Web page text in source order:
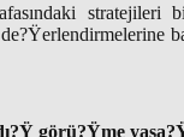
stratejileri
görü?Ÿme